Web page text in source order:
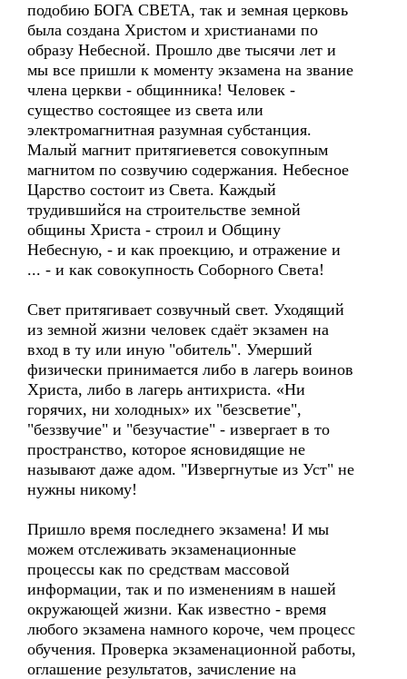
подобию БОГА СВЕТА, так и земная церковь
была создана Христом и христианами по
образу Небесной. Прошло две тысячи лет и
мы все пришли к моменту экзамена на звание
члена церкви - общинника! Человек -
существо состоящее из света или
электромагнитная разумная субстанция.
Малый магнит притягиевется совокупным
магнитом по созвучию содержания. Небесное
Царство состоит из Света. Каждый
трудившийся на строительстве земной
общины Христа - строил и Общину
Небесную, - и как проекцию, и отражение и
... - и как совокупность Соборного Света!
Свет притягивает созвучный свет. Уходящий
из земной жизни человек сдаёт экзамен на
вход в ту или иную "обитель". Умерший
физически принимается либо в лагерь воинов
Христа, либо в лагерь антихриста. «Ни
горячих, ни холодных» их "безсветие",
"беззвучие" и "безучастие" - извергает в то
пространство, которое ясновидящие не
называют даже адом. "Извергнутые из Уст" не
нужны никому!
Пришло время последнего экзамена! И мы
можем отслеживать экзаменационные
процессы как по средствам массовой
информации, так и по изменениям в нашей
окружающей жизни. Как известно - время
любого экзамена намного короче, чем процесс
обучения. Проверка экзаменационной работы,
оглашение результатов, зачисление на